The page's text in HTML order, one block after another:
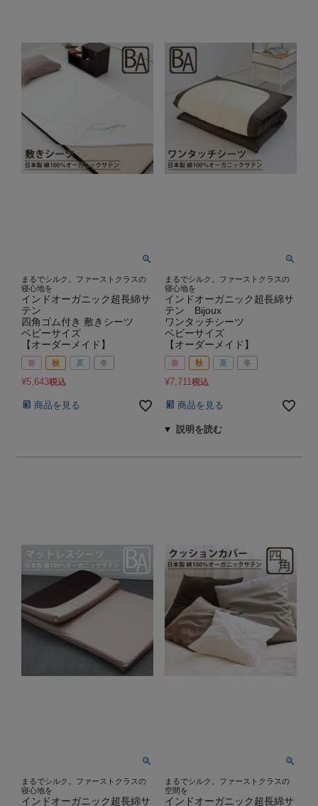
まるでシルク。ファーストクラスの
寝心地を
インドオーガニック超長綿サ
テン
四角ゴム付き 敷きシーツ
ベビーサイズ
【オーダーメイド】
春 秋 夏 冬
¥5,643税込
商品を見る
まるでシルク。ファーストクラスの
寝心地を
インドオーガニック超長綿サ
テン Bijoux
ワンタッチシーツ
ベビーサイズ
【オーダーメイド】
春 秋 夏 冬
¥7,711税込
商品を見る
まるでシルク。ファーストクラスの
寝心地を
インドオーガニック超長綿サ
まるでシルク。ファーストクラスの
空間を
インドオーガニック超長綿サ